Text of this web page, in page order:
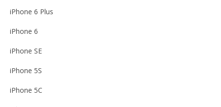
iPhone 6 Plus
iPhone 6
iPhone SE
iPhone 5S
iPhone 5C